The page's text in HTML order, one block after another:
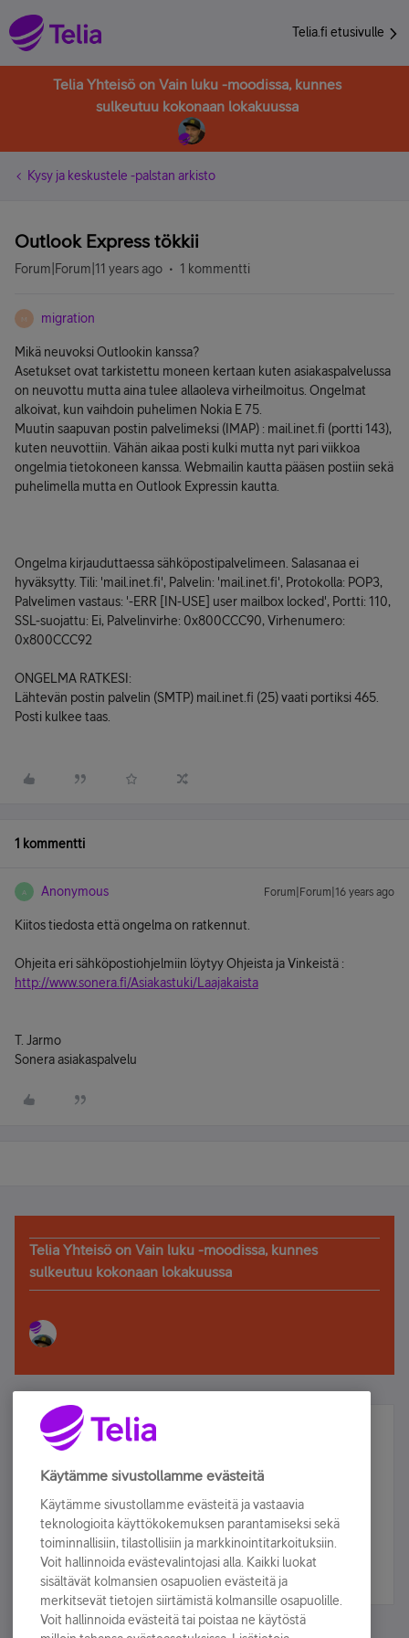
Telia.fi etusivulle
Telia Yhteisö on Vain luku -moodissa, kunnes
sulkeutuu kokonaan lokakuussa
Kysy ja keskustele -palstan arkisto
Outlook Express tökkii
Forum|Forum|11 years ago 1 kommentti
M migration
Mikä neuvoksi Outlookin kanssa?
Asetukset ovat tarkistettu moneen kertaan kuten asiakaspalvelussa
on neuvottu mutta aina tulee allaoleva virheilmoitus. Ongelmat
alkoivat, kun vaihdoin puhelimen Nokia E 75.
Muutin saapuvan postin palvelimeksi (IMAP) : mail.inet.fi (portti 143),
kuten neuvottiin. Vähän aikaa posti kulki mutta nyt pari viikkoa
ongelmia tietokoneen kanssa. Webmailin kautta pääsen postiin sekä
puhelimella mutta en Outlook Expressin kautta.
Ongelma kirjauduttaessa sähköpostipalvelimeen. Salasanaa ei
hyväksytty. Tili: 'mail.inet.fi', Palvelin: 'mail.inet.fi', Protokolla: POP3,
Palvelimen vastaus: '-ERR [IN-USE] user mailbox locked', Portti: 110,
SSL-suojattu: Ei, Palvelinvirhe: 0x800CCC90, Virhenumero:
0x800CCC92
ONGELMA RATKESI:
Lähtevän postin palvelin (SMTP) mail.inet.fi (25) vaati portiksi 465.
Posti kulkee taas.
1 kommentti
A Anonymous Forum|Forum|16 years ago
Kiitos tiedosta että ongelma on ratkennut.
Ohjeita eri sähköpostiohjelmiin löytyy Ohjeista ja Vinkeistä :
http://www.sonera.fi/Asiakastuki/Laajakaista
T. Jarmo
Sonera asiakaspalvelu
Telia Yhteisö on Vain luku -moodissa, kunnes
sulkeutuu kokonaan lokakuussa
Älä jää paitsi – osallistu ja voita!
Tilaa Telian uutiskirje ja olet mukana arvonnassa.
sähköpostiisi.
Tilaa nyt
Käytämme sivustollamme evästeitä
Käytämme sivustollamme evästeitä ja vastaavia
teknologioita käyttökokemuksen parantamiseksi sekä
toiminnallisiin, tilastollisiin ja markkinointitarkoituksiin.
Voit hallinnoida evästevalintojasi alla. Kaikki luokat
sisältävät kolmansien osapuolien evästeitä ja
merkitsevät tietojen siirtämistä kolmansille osapuolille.
Voit hallinnoida evästeitä tai poistaa ne käytöstä